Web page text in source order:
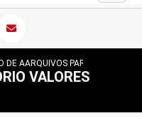
DE ACO PARA ESCRITORIOS
ARQUIVOS PARA
VALORES